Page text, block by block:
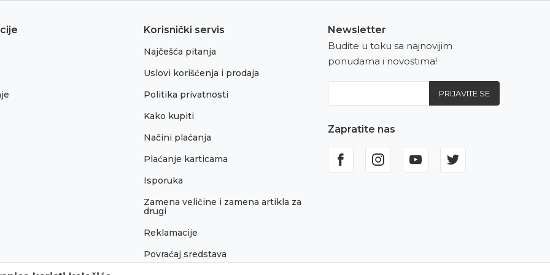
Korisnički servis
Najčešća pitanja
Uslovi korišćenja i prodaja
Politika privatnosti
Kako kupiti
Načini plaćanja
Plaćanje karticama
Isporuka
Zamena veličine i zamena artikla za
drugi
Reklamacije
Povraćaj sredstava
Newsletter
Budite u toku sa najnovijim
ponudama i novostima!
PRIJAVITE SE
Zapratite nas